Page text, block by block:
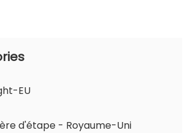
EU
d'étape - Royaume-Uni